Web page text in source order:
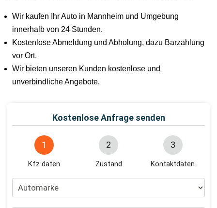
Wir kaufen Ihr Auto in Mannheim und Umgebung
innerhalb von 24 Stunden.
Kostenlose Abmeldung und Abholung, dazu Barzahlung
vor Ort.
Wir bieten unseren Kunden kostenlose und
unverbindliche Angebote.